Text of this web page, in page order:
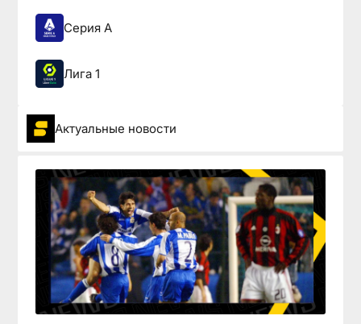
Серия А
Лига 1
Актуальные новости